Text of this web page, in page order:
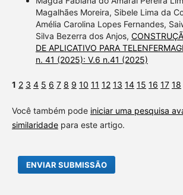
Magalhães Moreira, Sibele Lima da
Amélia Carolina Lopes Fernandes,
Silva Bezerra dos Anjos,
DE APLICATIVO PARA
n. 41 (2025): V.6 n.41 (2025)
1 2 3 4 5 6 7 8 9 10 11 12 13 14 15 16 17 18
Você também pode iniciar uma pesquisa
similaridadepara este artigo.
ENVIAR SUBMISSÃO